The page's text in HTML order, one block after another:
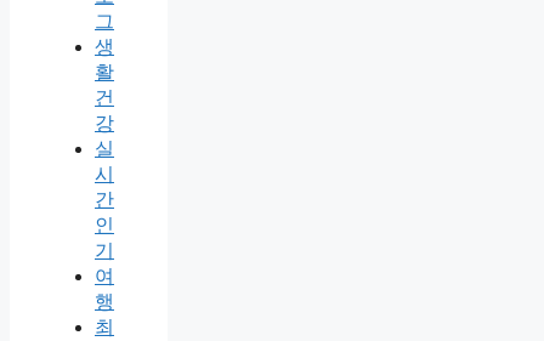
그
생
활
건
강
실
시
간
인
기
여
행
최